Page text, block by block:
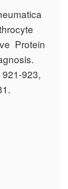
Protein
923,